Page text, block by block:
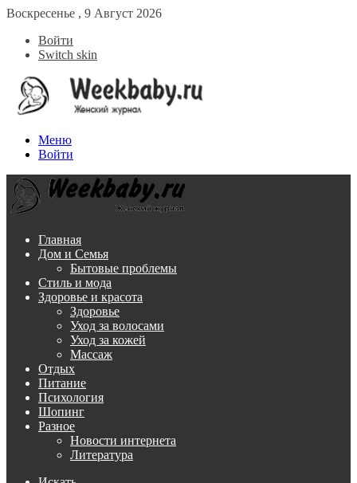
Воскресенье , 9 Август 2026
Войти
Switch skin
Меню
Войти
Главная
Дом и Семья
Бытовые проблемы
Стиль и мода
Здоровье и красота
Здоровье
Уход за волосами
Уход за кожей
Массаж
Отдых
Питание
Психология
Шопинг
Разное
Новости интернета
Литература